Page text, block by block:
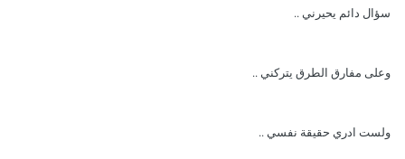
سؤال دائم يحيرني ..
وعلى مفارق الطرق يتركني ..
ولست ادري حقيقة نفسي ..